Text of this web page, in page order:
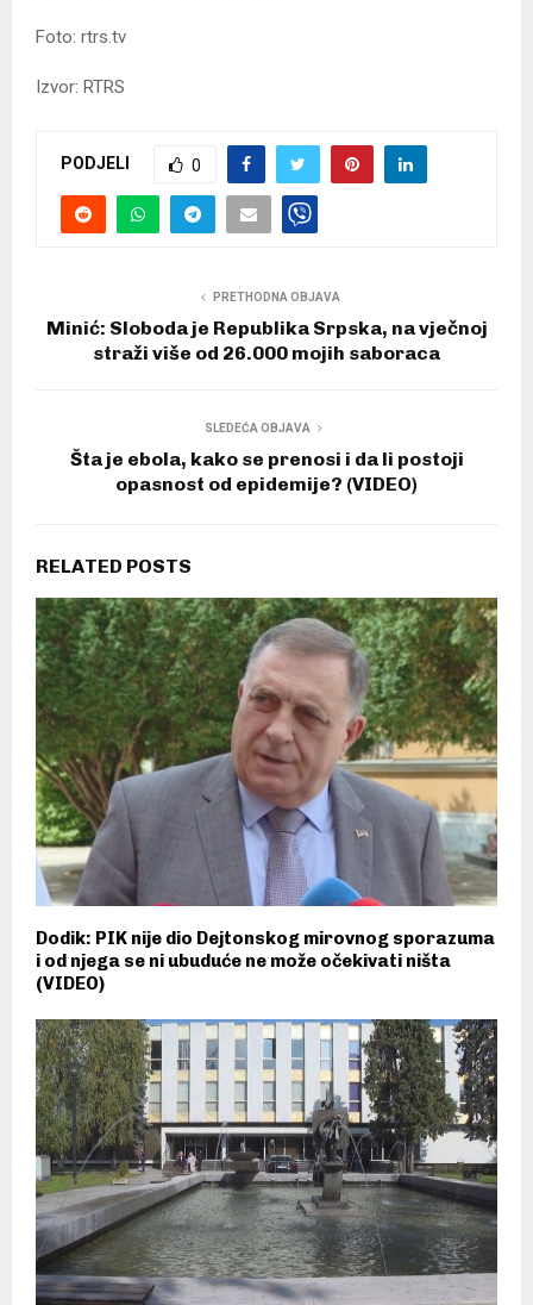
Foto: rtrs.tv
Izvor: RTRS
PODJELI 0
PRETHODNA OBJAVA
Minić: Sloboda je Republika Srpska, na vječnoj
straži više od 26.000 mojih saboraca
SLEDEĆA OBJAVA
Šta je ebola, kako se prenosi i da li postoji
opasnost od epidemije? (VIDEO)
RELATED POSTS
Dodik: PIK nije dio Dejtonskog mirovnog sporazuma
i od njega se ni ubuduće ne može očekivati ništa
(VIDEO)